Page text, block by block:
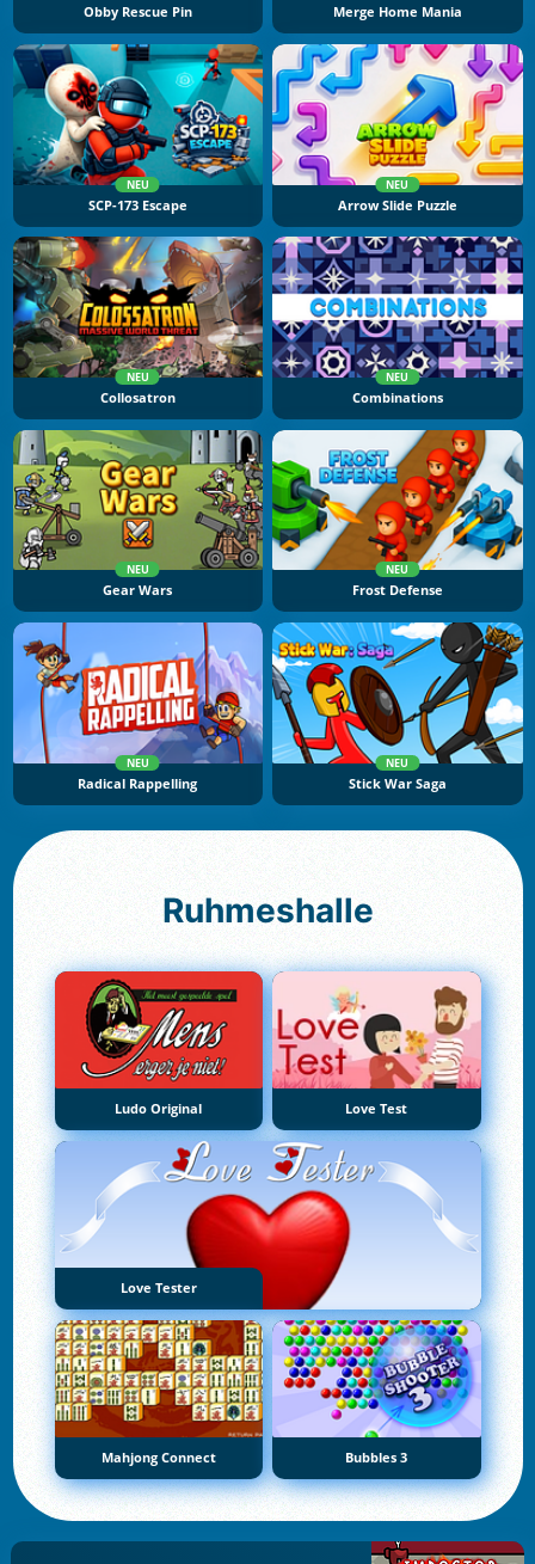
Obby Rescue Pin Merge Home Mania
NEU
SCP-173 Escape
NEU
Arrow Slide Puzzle
NEU
Collosatron
NEU
Combinations
NEU
Gear Wars
NEU
Frost Defense
NEU
Radical Rappelling
NEU
Stick War Saga
Ruhmeshalle
Ludo Original Love Test
Love Tester
Mahjong Connect Bubbles 3